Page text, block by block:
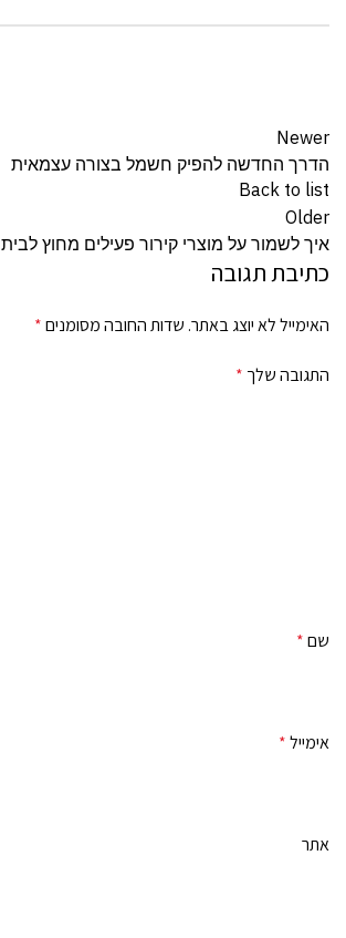
Newer
הדרך החדשה להפיק חשמל בצורה עצמאית
Back to list
Older
איך לשמור על מוצרי קירור פעילים מחוץ לבית
כתיבת תגובה
האימייל לא יוצג באתר. שדות החובה מסומנים*
התגובה שלך *
שם*
אימייל*
אתר